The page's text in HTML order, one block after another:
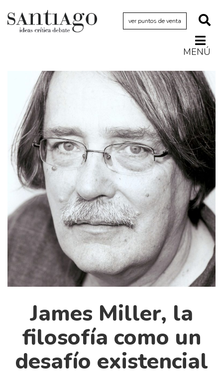
ver puntos de venta
MENÚ
Actualidad
Archivo Cenfoto-UDP
Arquetipos de situación
Artes visuales
Ciencia
Cine y televisión
Ciudad
Cómics
Críticas
Cultura
Diccionario portátil de la literatura chilena
Documentos
Fragmentos
Gran reserva
Historia
Historia material de los libros
Lagunas mentales
Libros
James Miller, la
filosofía como un
desafío existencial